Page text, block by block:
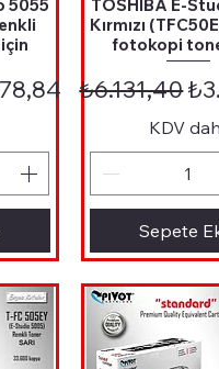
5055
Fiyat
TOSHIBA E-
Kırmızı
fotokopi
Normal
₺6.131,40
KDV
Sepete